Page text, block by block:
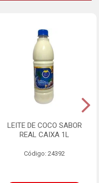
LEITE DE COCO SABOR
REAL CAIXA 1L
Código: 24392